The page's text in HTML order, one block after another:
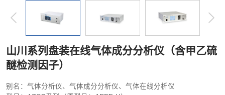
山川系列盘装在线气体成分分析仪（含甲乙硫
醚检测因子）
别名：气体分析仪、气体成分分析仪、气体在线分析仪